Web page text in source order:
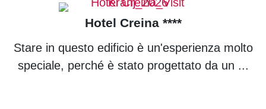
Hotel Creina ****
Stare in questo edificio è un'esperienza molto
speciale, perché è stato progettato da un ...